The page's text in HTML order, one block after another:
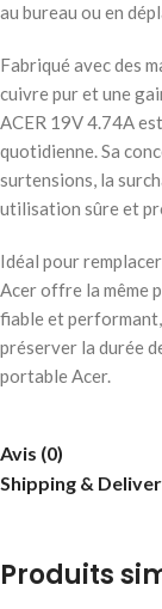
au bureau ou en
Fabriqué avec des
cuivre pur et une
ACER 19V 4.74A
quotidienne. Sa
surtensions, la
utilisation sûre et
Idéal pour
Acer offre la même
fiable et
préserver la durée
portable Acer.
Avis (0)
Shipping &
Produits